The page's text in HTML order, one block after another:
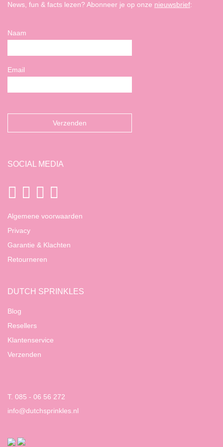
News, fun & facts lezen? Abonneer je op onze nieuwsbrief:
Naam
Email
SOCIAL MEDIA
Algemene voorwaarden
Privacy
Garantie & Klachten
Retourneren
DUTCH SPRINKLES
Blog
Resellers
Klantenservice
Verzenden
T. 085 - 06 56 272
info@dutchsprinkles.nl